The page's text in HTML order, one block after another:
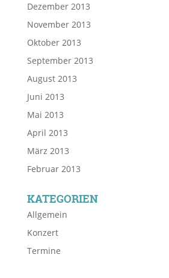
Dezember 2013
November 2013
Oktober 2013
September 2013
August 2013
Juni 2013
Mai 2013
April 2013
März 2013
Februar 2013
KATEGORIEN
Allgemein
Konzert
Termine